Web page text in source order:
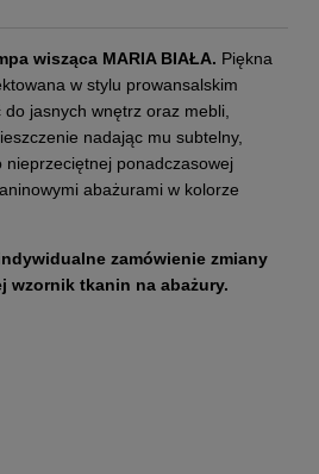
wisząca MARIA BIAŁA. Piękna
w stylu prowansalskim
jasnych wnętrz oraz mebli,
nadając mu subtelny,
ponadczasowej
abażurami w kolorze
zamówienie zmiany
wzornik tkanin na abażury.